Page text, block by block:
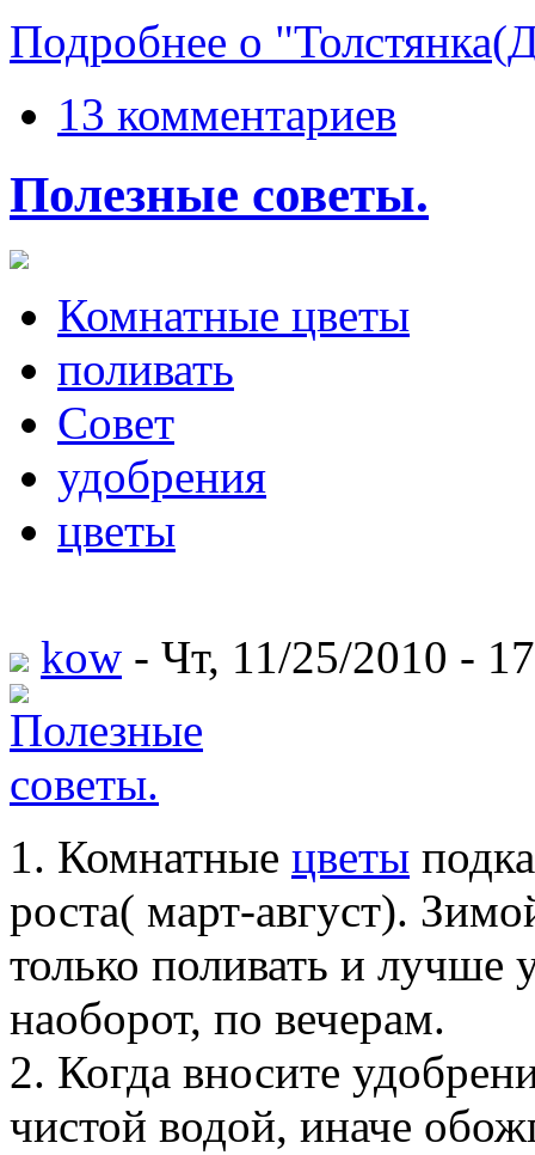
Подробнее о
13 комментариев
Полезные советы.
Комнатные цветы
поливать
Совет
удобрения
цветы
kow - Чт, 11/25/2010 -
1. Комнатные цветы
роста( март-август).
только поливать и
наоборот, по вечерам.
2. Когда вносите
чистой водой, иначе